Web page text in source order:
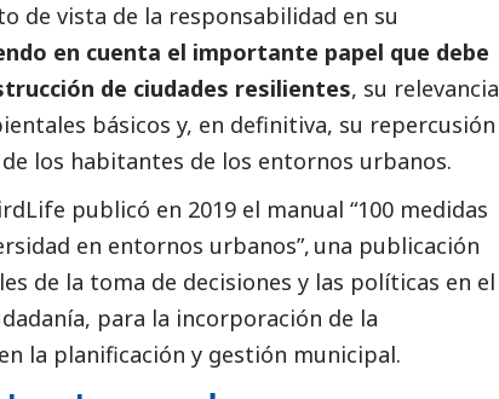
de vista de la responsabilidad en su
en cuenta el importante papel que debe
de ciudades resilientes, su relevancia
básicos y, en definitiva, su repercusión
los habitantes de los entornos urbanos.
publicó en 2019 el manual “100 medidas
en entornos urbanos”, una publicación
de la toma de decisiones y las políticas en el
para la incorporación de la
la planificación y gestión municipal.